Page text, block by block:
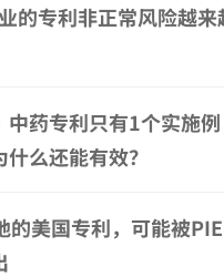
的专利非正常风险越来
中药专利只有1个实施
么还能有效？
的美国专利，可能被